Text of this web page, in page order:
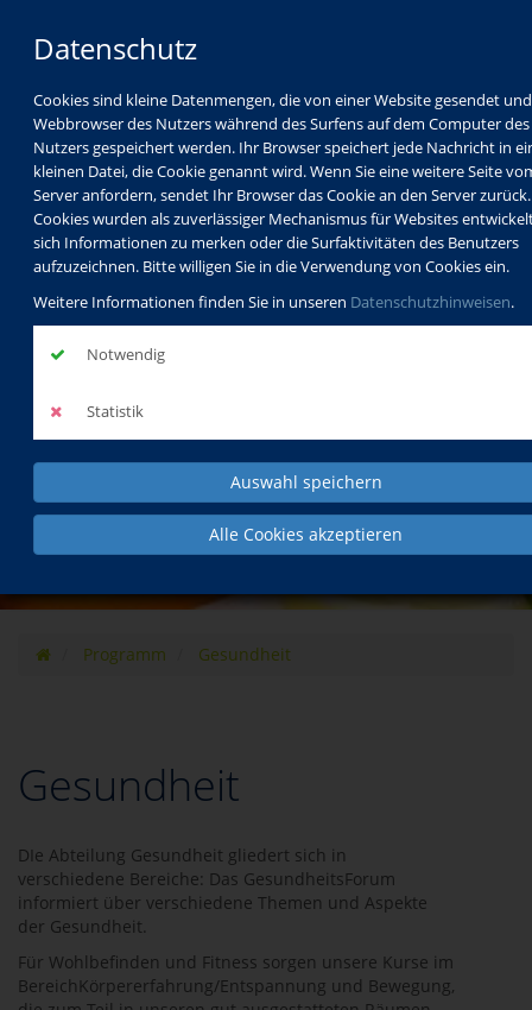
Datenschutz
Cookies sind kleine Datenmengen, die von einer Website gesendet
Webbrowser des Nutzers während des Surfens auf dem Computer des
Nutzers gespeichert werden. Ihr Browser speichert jede Nachricht in
kleinen Datei, die Cookie genannt wird. Wenn Sie eine weitere Seite
Server anfordern, sendet Ihr Browser das Cookie an den Server zurück.
Cookies wurden als zuverlässiger Mechanismus für Websites
sich Informationen zu merken oder die Surfaktivitäten des Benutzers
aufzuzeichnen. Bitte willigen Sie in die Verwendung von Cookies ein.
Weitere Informationen finden Sie in unseren Datenschutzhinweisen.
Notwendig
Statistik
Auswahl speichern
Alle Cookies akzeptieren
Programm
Schulabschlüsse
Schulkindbetreuung
Service
Programm Gesundheit
Gesundheit
DIe Abteilung Gesundheit gliedert sich in
verschiedene Bereiche: Das GesundheitsForum
informiert über verschiedene Themen und Aspekte
der Gesundheit.
Für Wohlbefinden und Fitness sorgen unsere Kurse im
BereichKörpererfahrung/Entspannung und Bewegung,